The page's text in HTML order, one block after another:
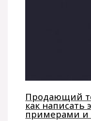
Продающий
как написать
примерами и